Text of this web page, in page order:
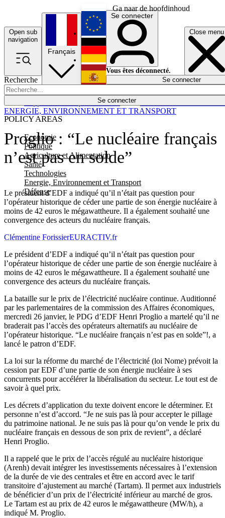
Ga naar de hoofdinhoud
Open sub
navigation
Close menu
Recherche
Se connecter
POLICY AREAS
Economie
Politique
Agriculture et Alimentation
Santé
Technologies
Energie, Environnement et Transport
Défense
Économie
Français
English
Deutsch
Español
Se connecter
Vous êtes déconnecté.
Se connecter
Proglio : “Le nucléaire français
n’est pas en solde”
Le président d’EDF a indiqué qu’il n’était pas question pour
l’opérateur historique de céder une partie de son énergie nucléaire à
moins de 42 euros le mégawattheure. Il a également souhaité une
convergence des acteurs du nucléaire français.
ENERGIE, ENVIRONNEMENT ET TRANSPORT
Clémentine ForissierEURACTIV.fr
Le président d’EDF a indiqué qu’il n’était pas question pour
l’opérateur historique de céder une partie de son énergie nucléaire à
moins de 42 euros le mégawattheure. Il a également souhaité une
convergence des acteurs du nucléaire français.
La bataille sur le prix de l’électricité nucléaire continue. Auditionné
par les parlementaires de la commission des Affaires économiques,
mercredi 26 janvier, le PDG d’EDF Henri Proglio a martelé qu’il ne
braderait pas l’accès des opérateurs alternatifs au nucléaire de
l’opérateur historique. “Le nucléaire français n’est pas en solde”!, a
lancé le patron d’EDF.
La loi sur la réforme du marché de l’électricité (loi Nome) prévoit la
cession par EDF d’une partie de son énergie nucléaire à ses
concurrents pour accélérer la libéralisation du secteur. Le tout est de
savoir à quel prix.
Les décrets d’application du texte doivent encore le déterminer. Et
personne n’est d’accord. “Je ne suis pas là pour accepter le pillage
du patrimoine national. Je ne suis pas là pour qu’on vende le prix du
nucléaire français en dessous de son prix de revient”, a déclaré
Henri Proglio.
Il a rappelé que le prix de l’accès régulé au nucléaire historique
(Arenh) devait intégrer les investissements nécessaires à l’extension
de la durée de vie des centrales et être en accord avec le tarif
transitoire d’ajustement au marché (Tartam). Il permet aux industriels
de bénéficier d’un prix de l’électricité inférieur au marché de gros.
Le Tartam est au prix de 42 euros le mégawattheure (MW/h), a
indiqué M. Proglio.